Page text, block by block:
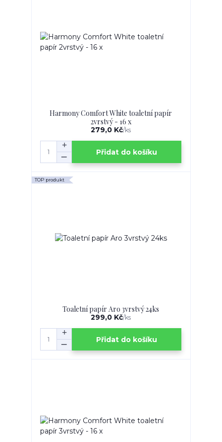
Harmony Comfort White toaletní papír
2vrstvý - 16 x
279,0 Kč/ks
Přidat do košíku
TOP produkt
Toaletní papír Aro 3vrstvý 24ks
299,0 Kč/ks
Přidat do košíku